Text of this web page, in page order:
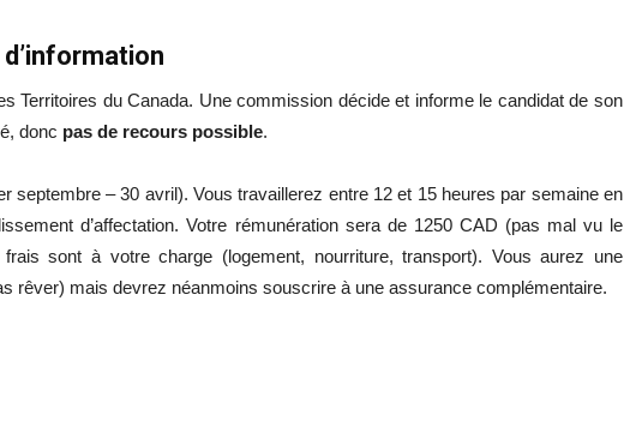
Territoires du Canada. Une commission décide et informe le candidat de son
donc pas de recours possible.
septembre – 30 avril). Vous travaillerez entre 12 et 15 heures par semaine en
d’affectation. Votre rémunération sera de 1250 CAD (pas mal vu le
sont à votre charge (logement, nourriture, transport). Vous aurez une
rêver) mais devrez néanmoins souscrire à une assurance complémentaire.